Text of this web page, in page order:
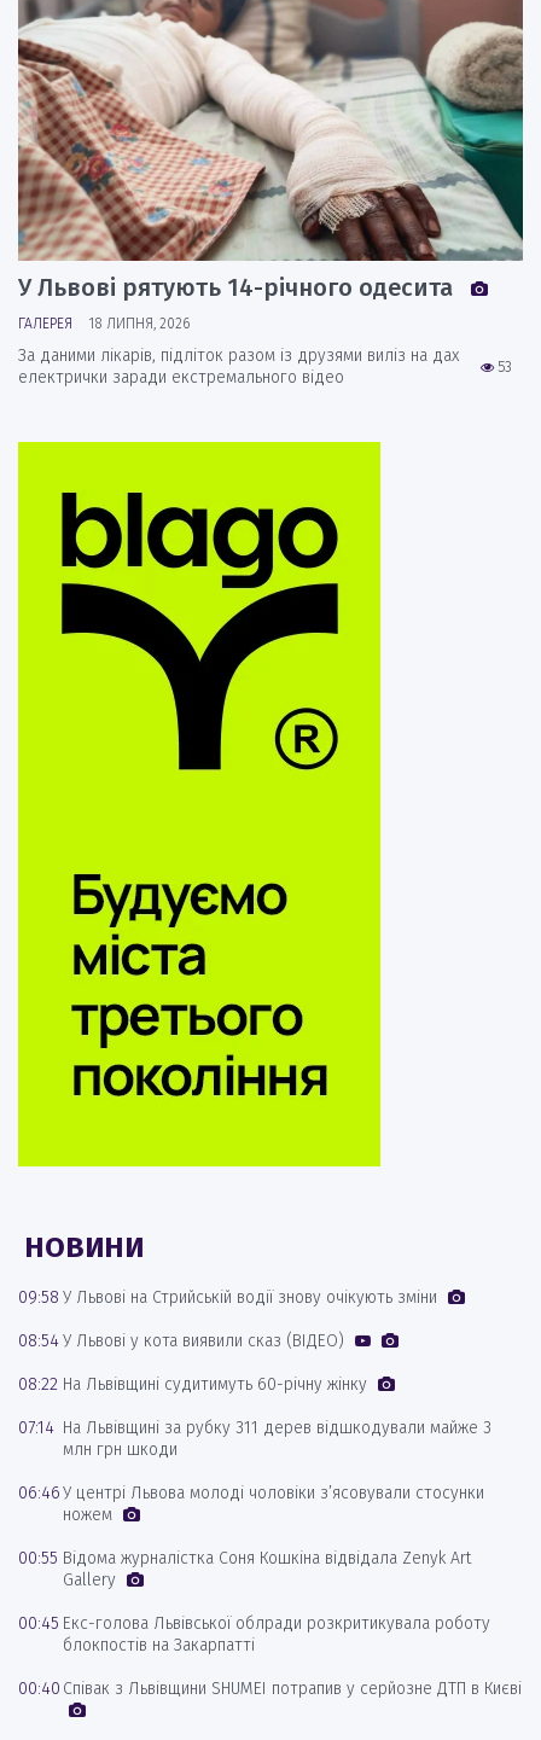
У Львові рятують 14-річного одесита
ГАЛЕРЕЯ 18 ЛИПНЯ, 2026
53
За даними лікарів, підліток разом із друзями виліз на дах
електрички заради екстремального відео
НОВИНИ
09:58 У Львові на Стрийській водії знову очікують зміни
08:54У Львові у кота виявили сказ (ВІДЕО)
08:22 На Львівщині судитимуть 60-річну жінку
07:14 На Львівщині за рубку 311 дерев відшкодували майже 3
млн грн шкоди
06:46У центрі Львова молоді чоловіки з’ясовували стосунки
ножем
00:55 Відома журналістка Соня Кошкіна відвідала Zenyk Art
Gallery
00:45 Екс-голова Львівської облради розкритикувала роботу
блокпостів на Закарпатті
00:40 Співак з Львівщини SHUMEI потрапив у серйозне ДТП в Києві